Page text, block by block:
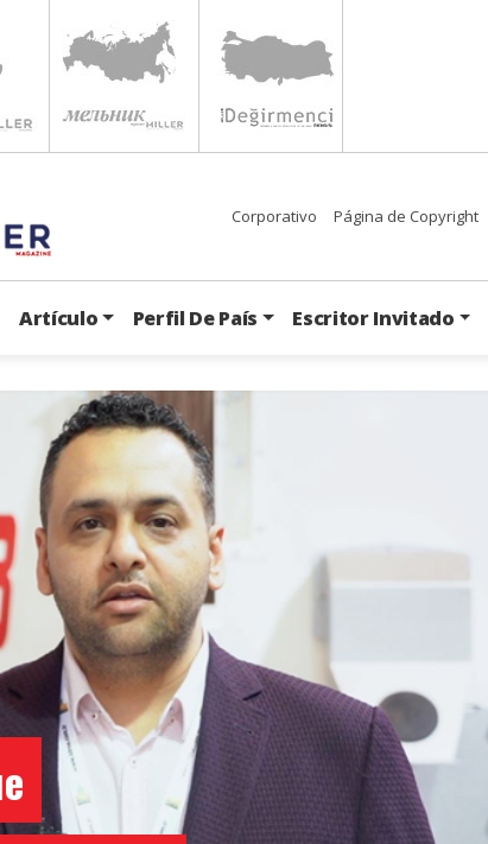
Corporativo Página de Copyright
Artículo Perfil De País Escritor Invitado